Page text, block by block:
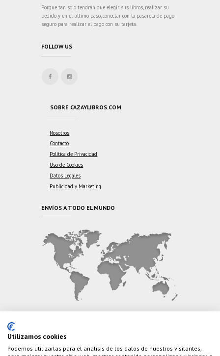
Porque tan solo tendrán que elegir sus libros, realizar su
pedido y en el último paso, conectar con la pasarela de pago
seguro para realizar el pago con su tarjeta.
FOLLOW US
SOBRE CAZAYLIBROS.COM
Nosotros
Contacto
Política de Privacidad
Uso de Cookies
Datos Legales
Publicidad y Marketing
ENVÍOS A TODO EL MUNDO
Teléfono: (+34) 626 495 499
Utilizamos cookies
Podemos utilizarlas para el análisis de los datos de nuestros visitantes,